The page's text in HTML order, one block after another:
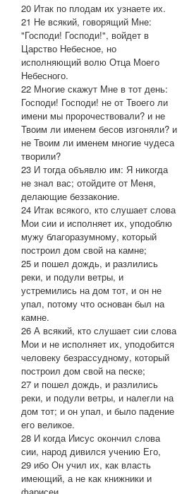
20 Итак по плодам их узнаете их.
21 Не всякий, говорящий Мне:
"Господи! Господи!", войдет в
Царство Небесное, но
исполняющий волю Отца Моего
Небесного.
22 Многие скажут Мне в тот день:
Господи! Господи! не от Твоего ли
имени мы пророчествовали? и не
Твоим ли именем бесов изгоняли? и
не Твоим ли именем многие чудеса
творили?
23 И тогда объявлю им: Я никогда
не знал вас; отойдите от Меня,
делающие беззаконие.
24 Итак всякого, кто слушает слова
Мои сии и исполняет их, уподоблю
мужу благоразумному, который
построил дом свой на камне;
25 и пошел дождь, и разлились
реки, и подули ветры, и
устремились на дом тот, и он не
упал, потому что основан был на
камне.
26 А всякий, кто слушает сии слова
Мои и не исполняет их, уподобится
человеку безрассудному, который
построил дом свой на песке;
27 и пошел дождь, и разлились
реки, и подули ветры, и налегли на
дом тот; и он упал, и было падение
его великое.
28 И когда Иисус окончил слова
сии, народ дивился учению Его,
29 ибо Он учил их, как власть
имеющий, а не как книжники и